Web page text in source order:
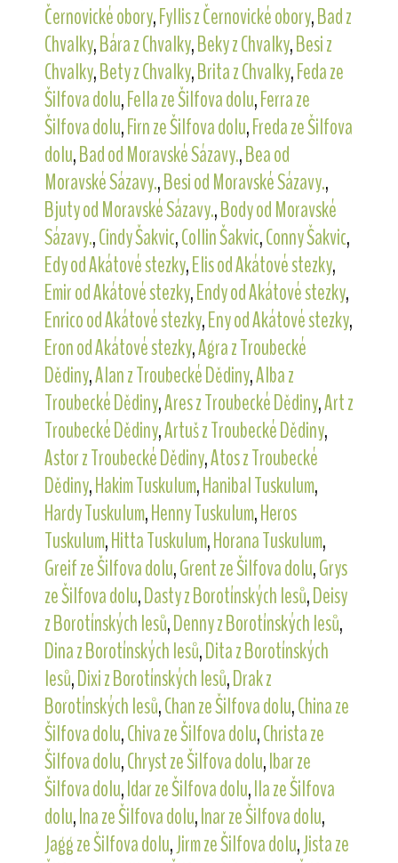
Černovické obory,Fyllis z Černovické obory,Bad z
Chvalky,Bára z Chvalky,Beky z Chvalky,Besi z
Chvalky,Bety z Chvalky,Brita z Chvalky,Feda ze
Šilfova dolu,Fella ze Šilfova dolu,Ferra ze
Šilfova dolu,Firn ze Šilfova dolu,Freda ze Šilfova
dolu,Bad od Moravské Sázavy.,Bea od
Moravské Sázavy.,Besi od Moravské Sázavy.,
Bjuty od Moravské Sázavy.,Body od Moravské
Sázavy.,Cindy Šakvic,Collin Šakvic,Conny Šakvic,
Edy od Akátové stezky,Elis od Akátové stezky,
Emir od Akátové stezky,Endy od Akátové stezky,
Enrico od Akátové stezky,Eny od Akátové stezky,
Eron od Akátové stezky,Agra z Troubecké
Dědiny,Alan z Troubecké Dědiny,Alba z
Troubecké Dědiny,Ares z Troubecké Dědiny,Art z
Troubecké Dědiny,Artuš z Troubecké Dědiny,
Astor z Troubecké Dědiny,Atos z Troubecké
Dědiny,Hakim Tuskulum,Hanibal Tuskulum,
Hardy Tuskulum,Henny Tuskulum,Heros
Tuskulum,Hitta Tuskulum,Horana Tuskulum,
Greif ze Šilfova dolu,Grent ze Šilfova dolu,Grys
ze Šilfova dolu,Dasty z Borotínských lesů,Deisy
z Borotínských lesů,Denny z Borotínských lesů,
Dina z Borotínských lesů,Dita z Borotínských
lesů,Dixi z Borotínských lesů,Drak z
Borotínských lesů,Chan ze Šilfova dolu,China ze
Šilfova dolu,Chiva ze Šilfova dolu,Christa ze
Šilfova dolu,Chryst ze Šilfova dolu,Ibar ze
Šilfova dolu,Idar ze Šilfova dolu,Ila ze Šilfova
dolu,Ina ze Šilfova dolu,Inar ze Šilfova dolu,
Jagg ze Šilfova dolu,Jirm ze Šilfova dolu,Jista ze